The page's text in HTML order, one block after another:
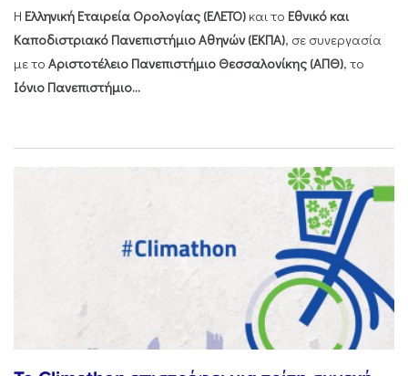
Η Ελληνική Εταιρεία Ορολογίας (ΕΛΕΤΟ) και το Εθνικό και
Καποδιστριακό Πανεπιστήμιο Αθηνών (ΕΚΠΑ), σε συνεργασία
με το Αριστοτέλειο Πανεπιστήμιο Θεσσαλονίκης (ΑΠΘ), το
Ιόνιο Πανεπιστήμιο...